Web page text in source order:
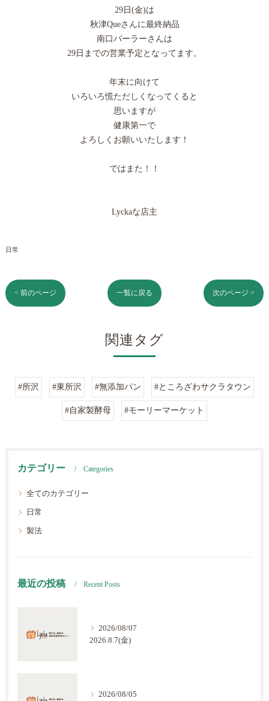
29日(金)は
秋津Queさんに最終納品
南口パーラーさんは
29日までの営業予定となってます。
年末に向けて
いろいろ慌ただしくなってくると
思いますが
健康第一で
よろしくお願いいたします！
ではまた！！
Lyckaな店主
日常
< 前のページ 一覧に戻る 次のページ >
関連タグ
#所沢 #東所沢 #無添加パン #ところざわサクラタウン
#自家製酵母 #モーリーマーケット
カテゴリー Categories
全てのカテゴリー
日常
製法
最近の投稿 Recent Posts
2026/08/07
2026.8.7(金)
2026/08/05